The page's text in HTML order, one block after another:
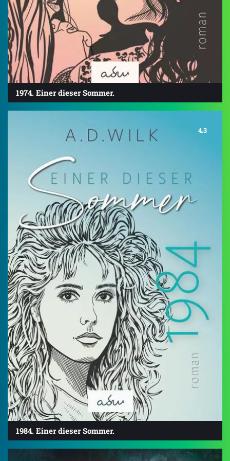
1974. Einer dieser Sommer.
4.3
1984. Einer dieser Sommer.